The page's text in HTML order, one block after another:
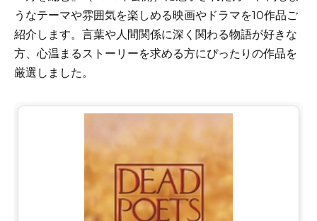
うなテーマや雰囲気を楽しめる映画やドラマを10作品ご
紹介します。言葉や人間関係に深く関わる物語が好きな
方、心温まるストーリーを求める方にぴったりの作品を
厳選しました。